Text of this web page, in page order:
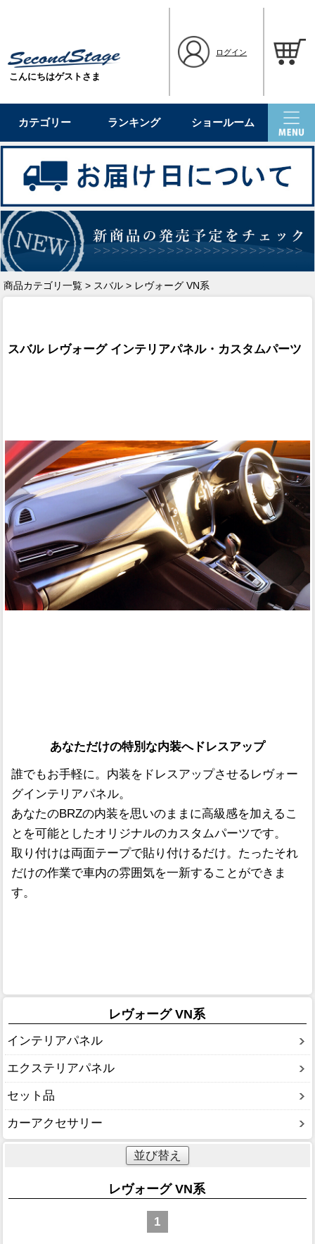
こんにちはゲストさま
ログイン
カテゴリー ランキング ショールーム
商品カテゴリ一覧 > スバル > レヴォーグ VN系
スバル レヴォーグ インテリアパネル・カスタムパーツ
あなただけの特別な内装へドレスアップ
誰でもお手軽に。内装をドレスアップさせるレヴォー
グインテリアパネル。
あなたのBRZの内装を思いのままに高級感を加えるこ
とを可能としたオリジナルのカスタムパーツです。
取り付けは両面テープで貼り付けるだけ。たったそれ
だけの作業で車内の雰囲気を一新することができま
す。
レヴォーグ VN系
インテリアパネル
エクステリアパネル
セット品
カーアクセサリー
並び替え
レヴォーグ VN系
1